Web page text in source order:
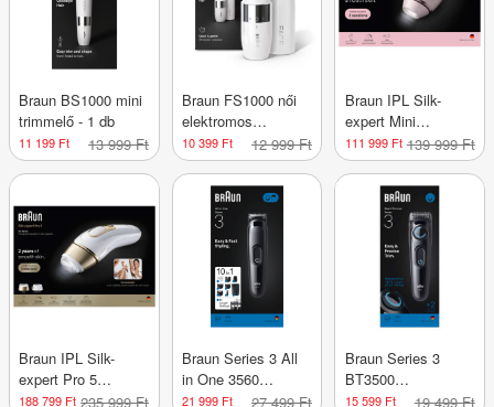
Braun BS1000 mini
trimmelő - 1 db
11 199 Ft 13 999 Ft
Braun FS1000 női
elektromos
szőrtelenítő - 1 db
10 399 Ft 12 999 Ft
Braun IPL Silk-
expert Mini
szőrtelenítő
készülék PL1100
/pink - 1 db
111 999 Ft 139 999 Ft
Braun IPL Silk-
expert Pro 5
szőrtelenítő
188 799 Ft 235 999 Ft
Braun Series 3 All
in One 3560
szakállvágó - 1 db
21 999 Ft 27 499 Ft
Braun Series 3
BT3500
szakállvágó /fekete
15 599 Ft 19 499 Ft